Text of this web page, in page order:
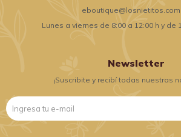
Lunes a viernes de 8:00 a 12:00 h y de
Newsletter
¡Suscribite y recibí todas nuestras